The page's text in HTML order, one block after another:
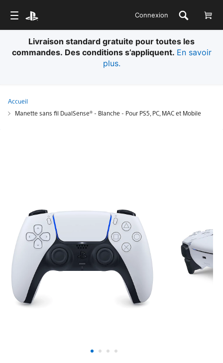
Connexion
Livraison standard gratuite pour toutes les
commandes. Des conditions s’appliquent. En savoir
plus.
Accueil
Manette sans fil DualSense® - Blanche - Pour PS5, PC, MAC et Mobile
DualSense®
Blanche
Pour